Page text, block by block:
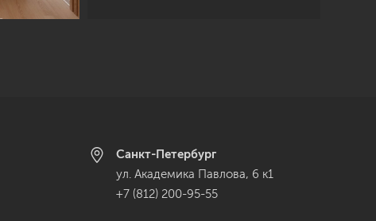
Санкт-Петербург
ул. Академика Павлова, 6 к1
+7 (812) 200-95-55